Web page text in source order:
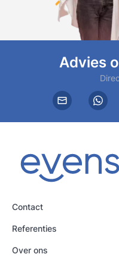
Advies
Contact
Referenties
Over ons